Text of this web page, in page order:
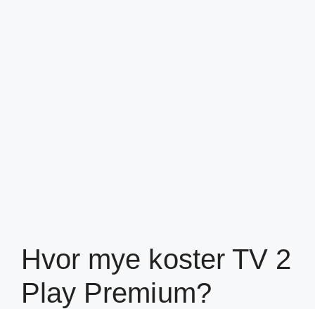
Hvor mye koster TV 2
Play Premium?